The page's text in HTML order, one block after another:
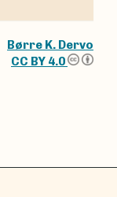
Børre K. Dervo
CC BY 4.0